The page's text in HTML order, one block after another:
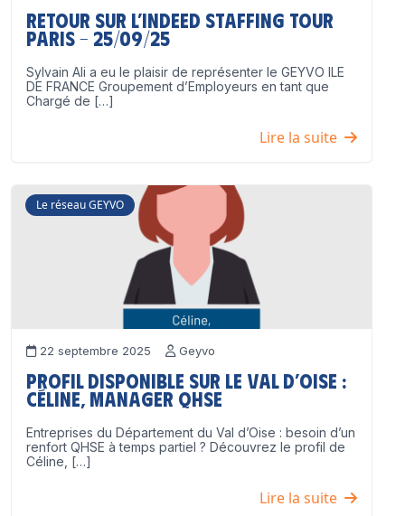
Retour sur l’Indeed Staffing Tour
Paris – 25/09/25
Sylvain Ali a eu le plaisir de représenter le GEYVO ILE
DE FRANCE Groupement d’Employeurs en tant que
Chargé de […]
Lire la suite
Le réseau GEYVO
22 septembre 2025 Geyvo
Profil disponible sur le Val d’Oise :
Céline, Manager QHSE
Entreprises du Département du Val d’Oise : besoin d’un
renfort QHSE à temps partiel ? Découvrez le profil de
Céline, […]
Lire la suite